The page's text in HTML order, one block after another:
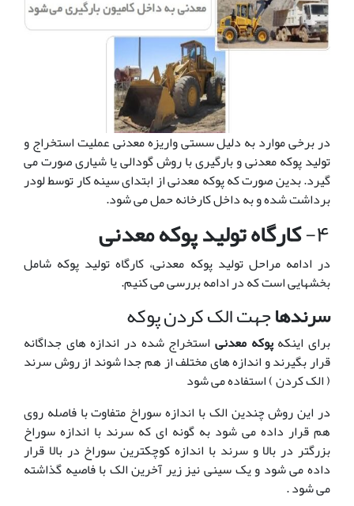
در برخی موارد به دلیل سستی واریزه معدنی عملیت استخراج و
تولید پوکه معدنی و بارگیری با روش گودالی یا شیاری صورت می
گیرد. بدین صورت که پوکه معدنی از ابتدای سینه کار توسط لودر
برداشت شده و به داخل کارخانه حمل می شود.
۴- کارگاه تولید پوکه معدنی
در ادامه مراحل تولید پوکه معدنی، کارگاه تولید پوکه شامل
بخشهایی است که در ادامه بررسی می کنیم.
سرندهاجهت الک کردن پوکه
برای اینکهپوکه معدنی استخراج شده در اندازه های جداگانه
قرار بگیرند و اندازه های مختلف از هم جدا شوند از روش سرند
( الک کردن ) استفاده می شود
در این روش چندین الک با اندازه سوراخ متفاوت با فاصله روی
هم قرار داده می شود به گونه ای که سرند با اندازه سوراخ
بزرگتر در بالا و سرند با اندازه کوچکترین سوراخ در بالا قرار
داده می شود و یک سینی نیز زیر آخرین الک با فاصیه گذاشته
می شود .